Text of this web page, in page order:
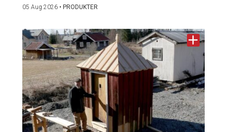
05 Aug 2026 • PRODUKTER